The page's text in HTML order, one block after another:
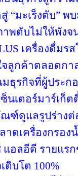
“มะเร็งตับ” พ
พตับไม่ให้พังจ
เครื่องดื่ม
ลูกค้าตลอดกา
ธุรกิจที่ผู้ประ
นเตอร์มาร์เก็
ณฑ์ดูแลรูปร่าง
ลาดเครื่องกรอ
แอลอีดี รายแ
ติบโต 100%